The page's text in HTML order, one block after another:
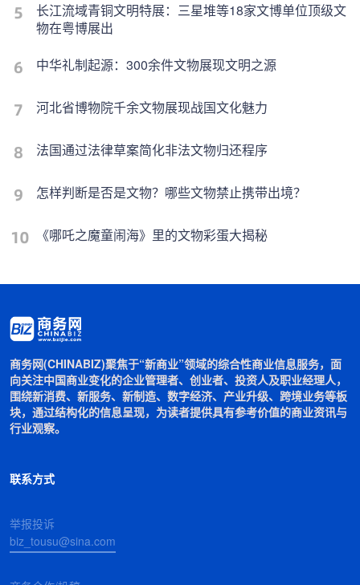
长江流域青铜文明特展：三星堆等18家文博单位顶级文
物在粤博展出
中华礼制起源：300余件文物展现文明之源
河北省博物院千余文物展现战国文化魅力
法国通过法律草案简化非法文物归还程序
怎样判断是否是文物？哪些文物禁止携带出境？
《哪吒之魔童闹海》里的文物彩蛋大揭秘
商务网(CHINABIZ)聚焦于“新商业”领域的综合性商业信息服务，面
向关注中国商业变化的企业管理者、创业者、投资人及职业经理人，
围绕新消费、新服务、新制造、数字经济、产业升级、跨境业务等板
块，通过结构化的信息呈现，为读者提供具有参考价值的商业资讯与
行业观察。
联系方式
举报投诉
biz_tousu@sina.com